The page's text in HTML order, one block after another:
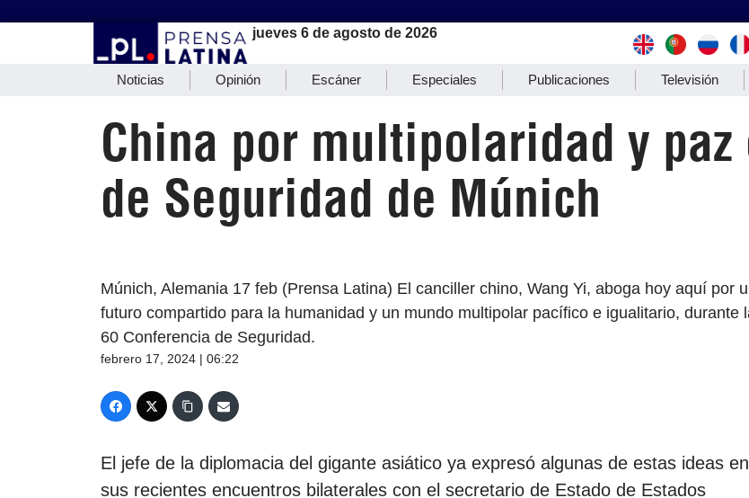
jueves 6 de agosto de 2026
Noticias Opinión Escáner Especiales Publicaciones Televisión
China por multipolaridad y paz
de Seguridad de Múnich
Múnich, Alemania 17 feb (Prensa Latina) El canciller chino, Wang Yi, aboga hoy aquí por
futuro compartido para la humanidad y un mundo multipolar pacífico e igualitario, durante
60 Conferencia de Seguridad.
febrero 17, 2024 | 06:22
El jefe de la diplomacia del gigante asiático ya expresó algunas de estas ideas en
sus recientes encuentros bilaterales con el secretario de Estado de Estados